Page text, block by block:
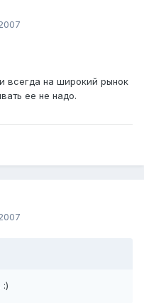
всегда на широкий рынок
ее не надо.
:)